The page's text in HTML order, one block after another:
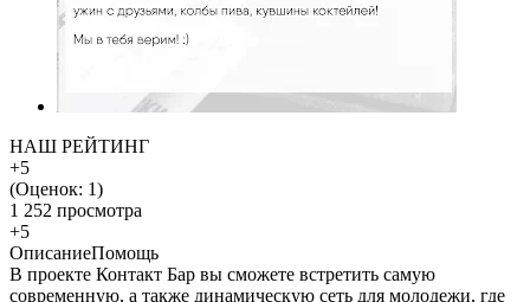
НАШ РЕЙТИНГ
+5
(Оценок: 1)
1 252 просмотра
+5
ОписаниеПомощь
В проекте Контакт Бар вы сможете встретить самую
современную, а также динамическую сеть для молодежи, где